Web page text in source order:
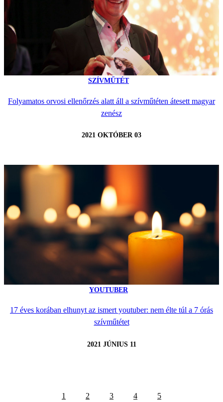
SZÍVMŰTÉT
Folyamatos orvosi ellenőrzés alatt áll a szívműtéten átesett magyar
zenész
2021 OKTÓBER 03
YOUTUBER
17 éves korában elhunyt az ismert youtuber: nem élte túl a 7 órás
szívműtétet
2021 JÚNIUS 11
1 2 3 4 5